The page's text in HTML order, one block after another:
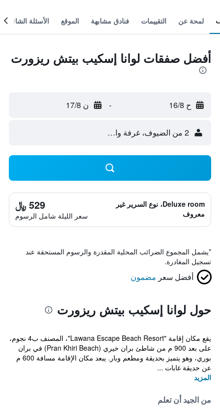
لمحة عن التقييمات فنادق مشابهة الموقع الأسئلة الشائعة
أفضل صفقات لوانا إسكيب بيتش ريزورت
ح 16/8 - ن 17/8
2 من الضيوف، غرفة واحدة
Deluxe room، نوع السرير غير
معروف
529 ﷼
سعر الليلة شامل الرسوم
*يشمل المجموع الضرائب المحلية المقدرة والرسوم المستحقة عند
تسجيل المغادرة.
أفضل سعر مضمون
حول لوانا إسكيب بيتش ريزورت
يقع مكان إقامة "Lawana Escape Beach Resort"، المصنف ب4 نجوم،
على بعد 900 م من شاطئ بران خيري (Pran Khiri Beach) في بران
بوري، وهو يتميز بحديقة ومطعم وبار. يبعد مكان الإقامة مسافة 600 م
عن حديقة غابات ...
المزيد
من الجيد أن تعلم